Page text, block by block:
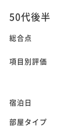
50代後半
総合点
項目別評価
宿泊日
部屋タイプ